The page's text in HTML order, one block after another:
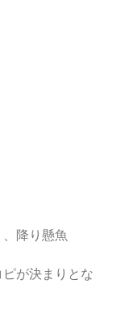
降り懸魚
が決まりとな